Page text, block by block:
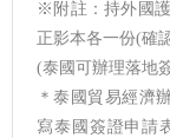
※附註：持外國
正影本各一份(確
(泰國可辦理落地
＊泰國貿易經濟
寫泰國簽證申請